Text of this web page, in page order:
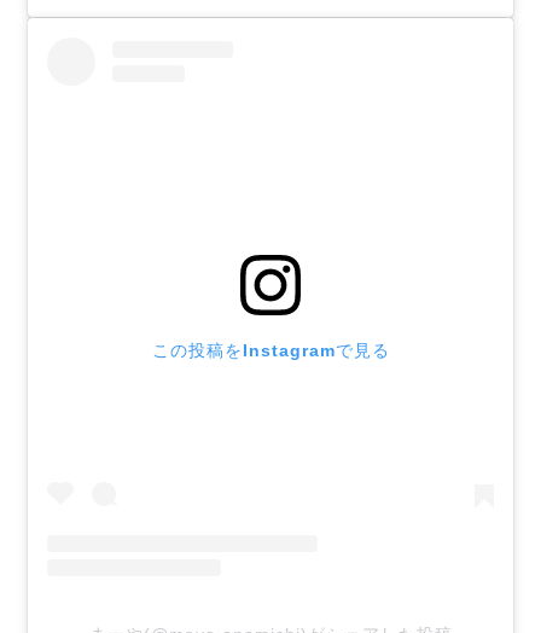
この投稿をInstagramで見る